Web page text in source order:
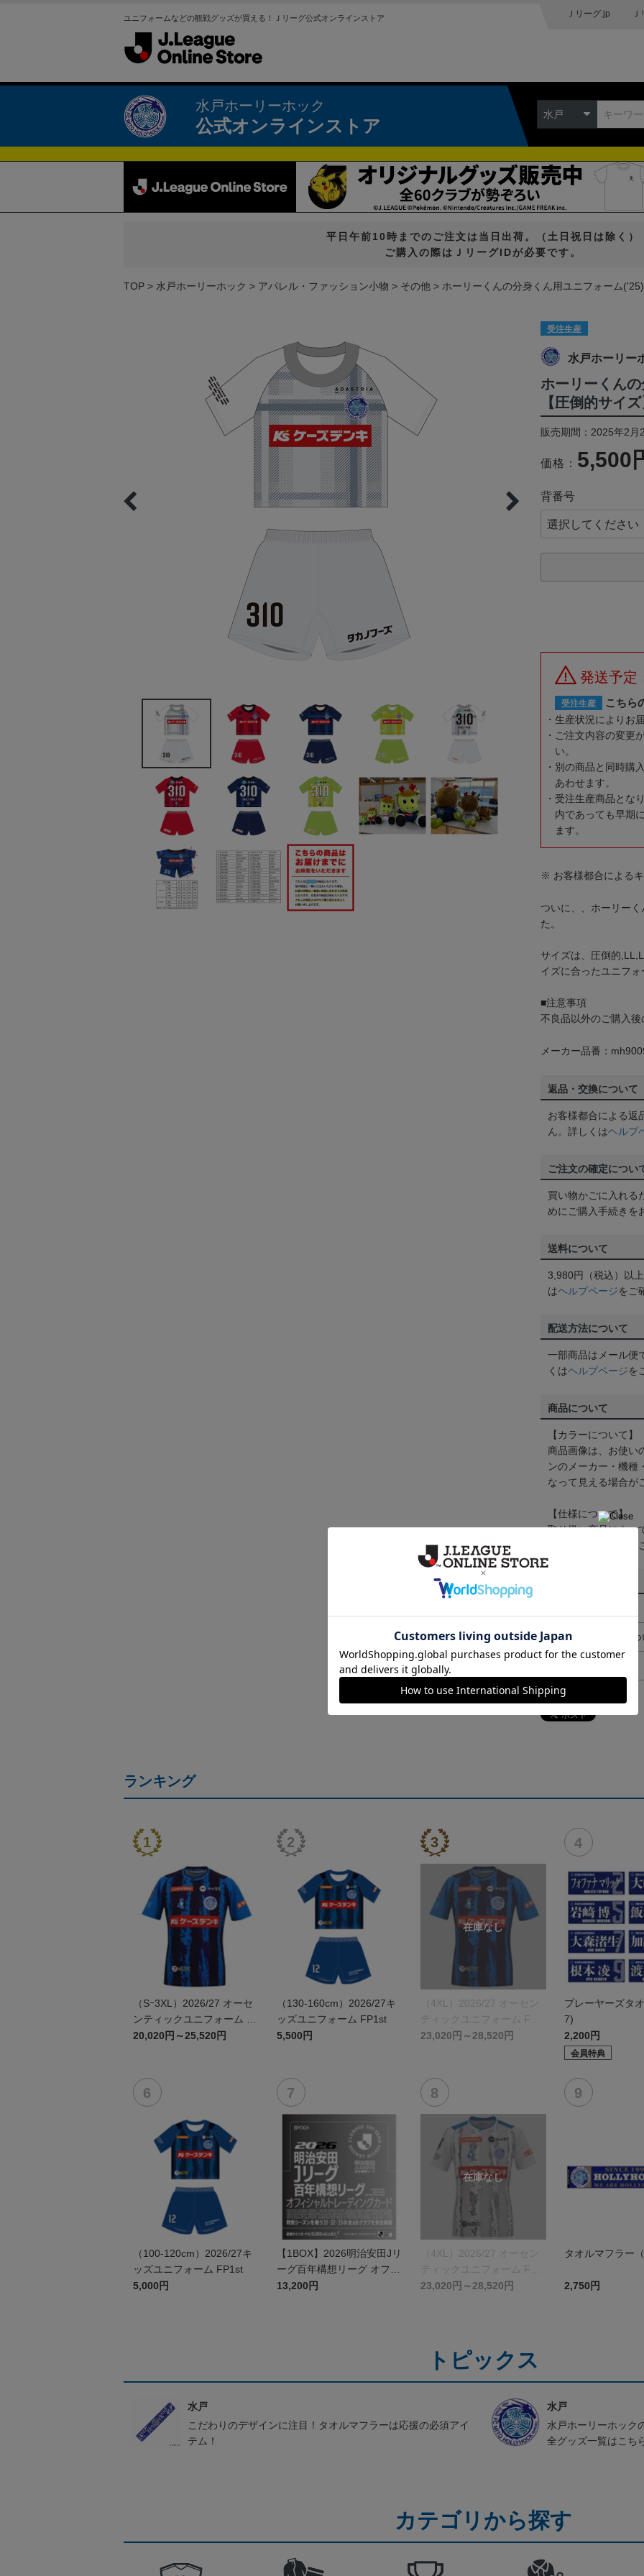
ユニフォームなどの観戦グッズが買える！Ｊリーグ公式オンラインストア Ｊリーグ.jp
水戸ホーリーホック
公式オンラインストア
水戸
平日午前10時までのご注文は当日出荷。（土日祝日は除く）
ご購入の際はＪリーグIDが必要です。
TOP 水戸ホーリーホック アパレル・ファッション小物 その他 ホーリーくんの分身くん用ユニフォーム
受注生産
水戸ホーリー
ホーリーくん
【圧倒的サイ
販売期間：2025年2
価格： 5,500
背番号
発送予定
受注生産 こちら
生産状況によりお
ご注文内容の変更
い。
別の商品と同時購
あわせます。
受注生産商品とな
内であっても早期
ます。
※ お客様都合による
ついに、、ホーリー
た。
サイズは、圧倒的
イズに合ったユニフ
■注意事項
不良品以外のご購入
メーカー品番：
返品・交換について
お客様都合による返
ん。詳しくはヘルプ
ご注文の確定につい
買い物かごに入れる
めにご購入手続きを
送料について
3,980円（税込）以
はヘルプページをご
配送方法について
一部商品はメール便
くはヘルプページを
商品について
【カラーについて】
商品画像は、お使い
ンのメーカー・機種
なって見える場合が
【仕様について】
取り扱い商品によっ
予告なく変更にな
ギフト対応につ
ランキング
（Sｰ3XL）2026/27 オーセ
ンティックユニフォーム F
P 1st
20,020円～25,520円
（130-160cm）2026/27キ
ッズユニフォーム FP1st
5,500円
（4XL）2026/27 オーセン
ティックユニフォーム FP 1
st
23,020円～28,520円
プレーヤーズタ
7)
2,200円
会員特典
（100-120cm）2026/27キ
ッズユニフォーム FP1st
5,000円
【1BOX】2026明治安田Jリ
ーグ百年構想リーグ オフィ
シャルトレーディングカー
13,200円
（4XL）2026/27 オーセン
ティックユニフォーム FP 2
nd
23,020円～28,520円
タオルマフラー
2,750円
トピックス
水戸
こだわりのデザインに注目！タオルマフラーは応援の必須アイ
テム！
水戸
水戸ホーリーホック
全グッズ一覧はこち
カテゴリから探す